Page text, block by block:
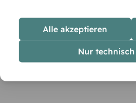
Alle akzeptieren
Nur